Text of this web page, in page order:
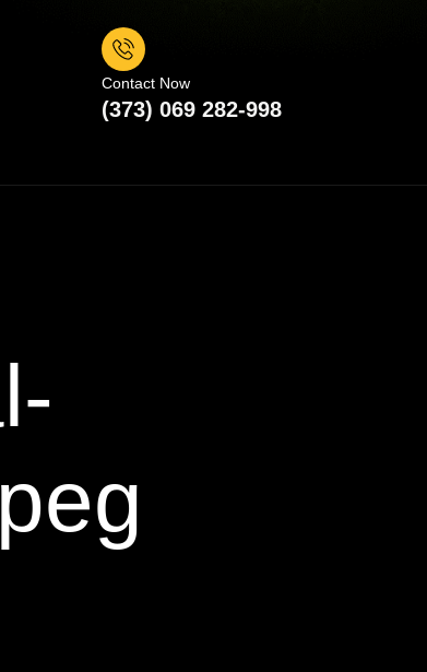
Contact Now
(373) 069 282-998